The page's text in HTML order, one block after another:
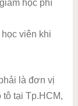
học phí
viên khi
là đơn vị
tại Tp.HCM,